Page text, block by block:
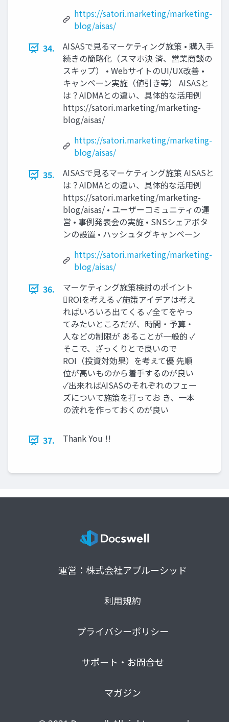
https://satori.marketing/marketing-
blog/aisas/
34.
AISASで見るマーケティング施策 • 購入手
続きの簡略化（スマホ決 済、営業商談の
スキップ） • WebサイトのUI/UX改善 •
キャンペーン実施（値引き等） AISASと
は？AIDMAとの違い、具体的な活用例
https://satori.marketing/marketing-
blog/aisas/
https://satori.marketing/marketing-
blog/aisas/
35.
AISASで見るマーケティング施策 AISASと
は？AIDMAとの違い、具体的な活用例
https://satori.marketing/marketing-
blog/aisas/ • ユーザーコミュニティの運
営 • 事例発表会の実施 • SNSシェアボタ
ンの設置 • ハッシュタグキャンペーン
https://satori.marketing/marketing-
blog/aisas/
36.
マーケティング施策検討のポイント
ROIを考える ✓施策アイデアは考え
ればいろいろ出てくる ✓全てをやっ
てみたいところだが、時間・予算・
人などの制限が あることが一般的 ✓
そこで、ざっくりとで良いので
ROI（投資対効果）を考えて優 先順
位が高いものから着手するのが良い
✓出来ればAISASのそれぞれのフェー
ズについて施策を打ってお き、一本
の流れを作っておくのが良い
37. Thank You !!
運営：株式会社アプルーシッド
利用規約
プライバシーポリシー
サポート・お問合せ
マガジン